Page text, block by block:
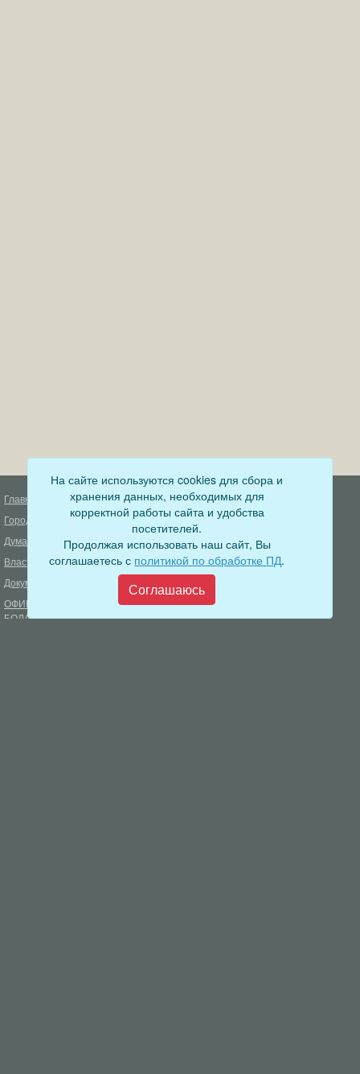
Главная
Город
Дума
Власть
Документы
ОФИЦИАЛЬНЫЙ ВЕСТНИК
БОДАЙБО
Деятельность прокуратуры
Муниципальный контроль
Меры пожарной безопасности
Муниципальные закупки
Формирование комфортной
городской среды
Фонд капитального ремонта
На сайте используются cookies для сбора и
хранения данных, необходимых для
корректной работы сайта и удобства
посетителей.
Продолжая использовать наш сайт, Вы
соглашаетесь с политикой по обработке ПД.
Соглашаюсь